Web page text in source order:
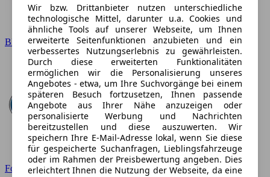
BMW
Ford
Wir bzw. Drittanbieter nutzen unterschiedliche
technologische Mittel, darunter u.a. Cookies und
ähnliche Tools auf unserer Webseite, um Ihnen
erweiterte Seitenfunktionen anzubieten und ein
verbessertes Nutzungserlebnis zu gewährleisten.
Durch diese erweiterten Funktionalitäten
ermöglichen wir die Personalisierung unseres
Angebotes - etwa, um Ihre Suchvorgänge bei einem
späteren Besuch fortzusetzen, Ihnen passende
Angebote aus Ihrer Nähe anzuzeigen oder
personalisierte Werbung und Nachrichten
bereitzustellen und diese auszuwerten. Wir
speichern Ihre E-Mail-Adresse lokal, wenn Sie diese
für gespeicherte Suchanfragen, Lieblingsfahrzeuge
oder im Rahmen der Preisbewertung angeben. Dies
erleichtert Ihnen die Nutzung der Webseite, da eine